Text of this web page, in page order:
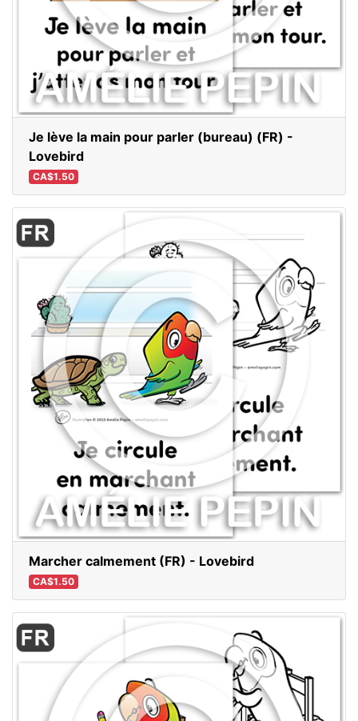
Je lève la main pour parler (bureau) (FR) -
Lovebird
CA$1.50
Marcher calmement (FR) - Lovebird
CA$1.50